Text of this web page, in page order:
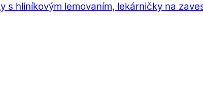
s hliníkovým lemovaním, lekárničky na